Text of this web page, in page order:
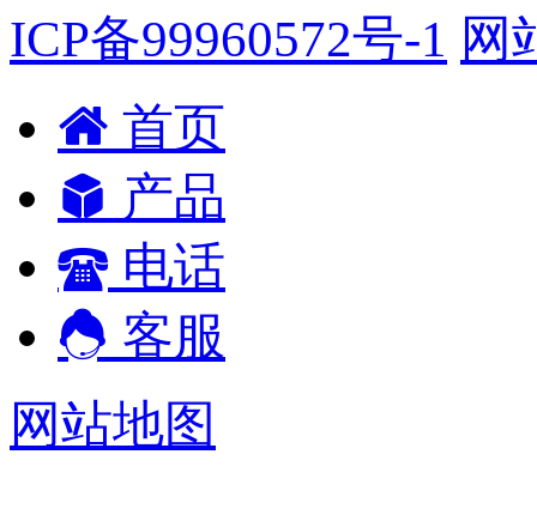
ICP备99960572号-1 网
首页
产品
电话
客服
网站地图